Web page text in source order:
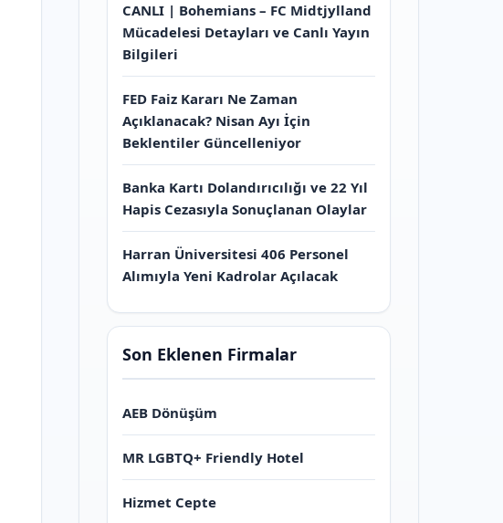
CANLI | Bohemians – FC Midtjylland
Mücadelesi Detayları ve Canlı Yayın
Bilgileri
FED Faiz Kararı Ne Zaman
Açıklanacak? Nisan Ayı İçin
Beklentiler Güncelleniyor
Banka Kartı Dolandırıcılığı ve 22 Yıl
Hapis Cezasıyla Sonuçlanan Olaylar
Harran Üniversitesi 406 Personel
Alımıyla Yeni Kadrolar Açılacak
Son Eklenen Firmalar
AEB Dönüşüm
MR LGBTQ+ Friendly Hotel
Hizmet Cepte